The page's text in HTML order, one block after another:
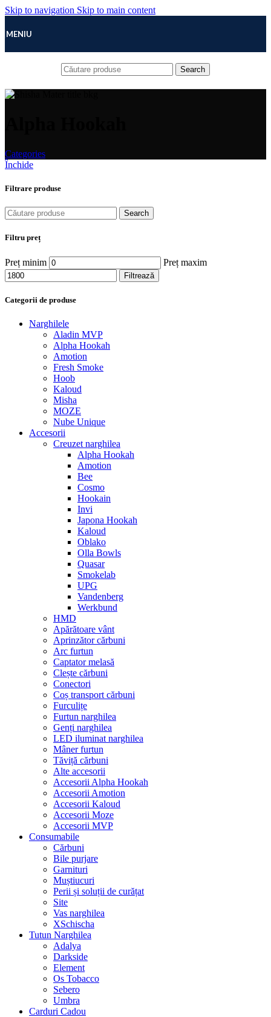
Skip to navigation Skip to main content
MENIU
Search
Categories
Închide
Filtrare produse
Search
Filtru preț
Preț minim Preț maxim
Filtrează
Categorii de produse
Narghilele
Aladin MVP
Alpha Hookah
Amotion
Fresh Smoke
Hoob
Kaloud
Misha
MOZE
Nube Unique
Accesorii
Creuzet narghilea
Alpha Hookah
Amotion
Bee
Cosmo
Hookain
Invi
Japona Hookah
Kaloud
Oblako
Olla Bowls
Quasar
Smokelab
UPG
Vandenberg
Werkbund
HMD
Apărătoare vânt
Aprinzător cărbuni
Arc furtun
Captator melasă
Clește cărbuni
Conectori
Coș transport cărbuni
Furculițe
Furtun narghilea
Genți narghilea
LED iluminat narghilea
Mâner furtun
Tăviță cărbuni
Alte accesorii
Accesorii Alpha Hookah
Accesorii Amotion
Accesorii Kaloud
Accesorii Moze
Accesorii MVP
Consumabile
Cărbuni
Bile purjare
Garnituri
Muștiucuri
Perii și soluții de curățat
Site
Vas narghilea
XSchischa
Tutun Narghilea
Adalya
Darkside
Element
Os Tobacco
Sebero
Umbra
Carduri Cadou